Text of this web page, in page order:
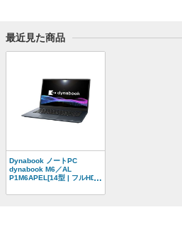
最近見た商品
Dynabook ノートPC
dynabook M6／AL
P1M6APEL[14型 | フルHD |
Windows11 | Officeオプ付 |